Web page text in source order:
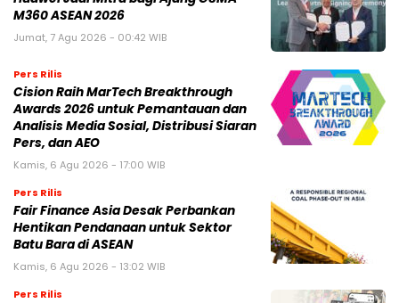
M360 ASEAN 2026
Jumat, 7 Agu 2026 - 00:42 WIB
Pers Rilis
Cision Raih MarTech Breakthrough
Awards 2026 untuk Pemantauan dan
Analisis Media Sosial, Distribusi Siaran
Pers, dan AEO
Kamis, 6 Agu 2026 - 17:00 WIB
Pers Rilis
Fair Finance Asia Desak Perbankan
Hentikan Pendanaan untuk Sektor
Batu Bara di ASEAN
Kamis, 6 Agu 2026 - 13:02 WIB
Pers Rilis